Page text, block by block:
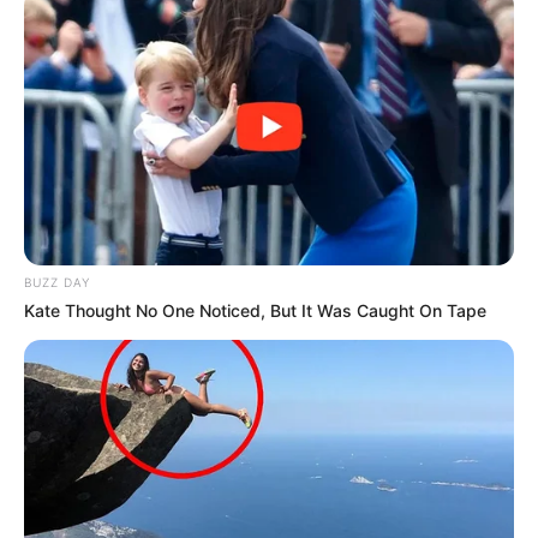
-ad4
💊Expansão da gratuidade e itens disponíveis
Desde fevereiro, o programa oferece
medicamentos e insumos para tratamento de
BUZZ DAY
Kate Thought No One Noticed, But It Was Caught On Tape